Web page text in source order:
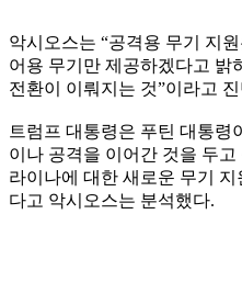
악시오스는 “공격용 무기 지
어용 무기만 제공하겠다고 밝
전환이 이뤄지는 것”이라고
트럼프 대통령은 푸틴 대통령
이나 공격을 이어간 것을 두
라이나에 대한 새로운 무기
다고 악시오스는 분석했다.